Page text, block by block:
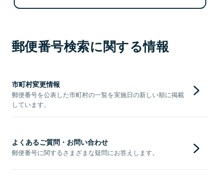
郵便番号検索に関する情報
市町村変更情報
郵便番号を公表した市町村の一覧を実施日の新しい順に掲載
しています。
よくあるご質問・お問い合わせ
郵便番号に関するさまざまな疑問にお答えします。